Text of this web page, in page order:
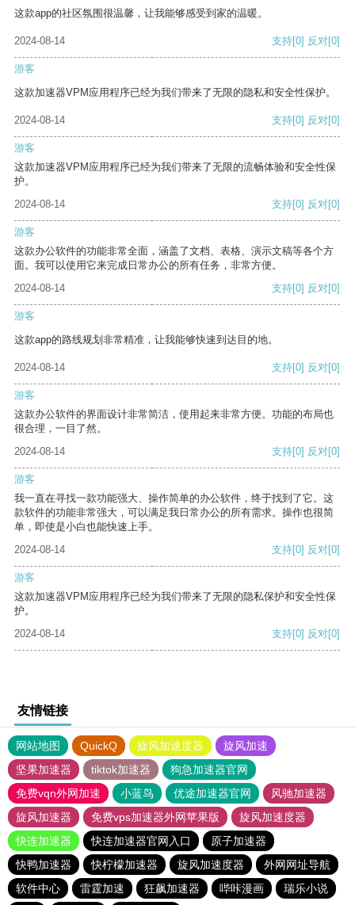
这款app的社区氛围很温馨，让我能够感受到家的温暖。
2024-08-14 支持[0] 反对[0]
游客
这款加速器VPM应用程序已经为我们带来了无限的隐私和安全性保护。
2024-08-14 支持[0] 反对[0]
游客
这款加速器VPM应用程序已经为我们带来了无限的流畅体验和安全性保
护。
2024-08-14
支持[0] 反对[0]
游客
这款办公软件的功能非常全面，涵盖了文档、表格、演示文稿等各个方
面。我可以使用它来完成日常办公的所有任务，非常方便。
2024-08-14
支持[0] 反对[0]
游客
这款app的路线规划非常精准，让我能够快速到达目的地。
2024-08-14 支持[0] 反对[0]
游客
这款办公软件的界面设计非常简洁，使用起来非常方便。功能的布局也
很合理，一目了然。
2024-08-14
支持[0] 反对[0]
游客
我一直在寻找一款功能强大、操作简单的办公软件，终于找到了它。这
款软件的功能非常强大，可以满足我日常办公的所有需求。操作也很简
单，即使是小白也能快速上手。
2024-08-14
支持[0] 反对[0]
游客
这款加速器VPM应用程序已经为我们带来了无限的隐私保护和安全性保
护。
2024-08-14
支持[0] 反对[0]
友情链接
网站地图 QuickQ 旋风加速度器
旋风加速
坚果加速器
tiktok加速器
狗急加速器官网
免费vqn外网加速
小蓝鸟 优途加速器官网
风驰加速器
旋风加速器
免费vps加速器外网苹果版
旋风加速度器
快连加速器
快连加速器官网入口
原子加速器
快鸭加速器
快柠檬加速器 旋风加速度器
外网网址导航
软件中心
雷霆加速 狂飙加速器 哔咔漫画
瑞乐小说